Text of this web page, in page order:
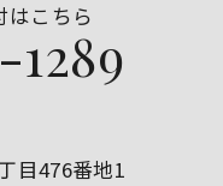
はこちら
目476番地1